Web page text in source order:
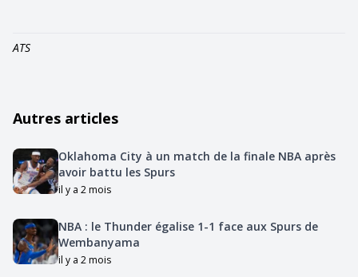
ATS
Autres articles
Oklahoma City à un match de la finale NBA après
avoir battu les Spurs
il y a 2 mois
NBA : le Thunder égalise 1-1 face aux Spurs de
Wembanyama
il y a 2 mois